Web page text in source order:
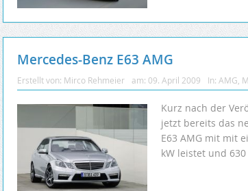
Mercedes-Benz E63 AMG
Erstellt von: Mirco Rehmeier am: 09. April 2009 In: AMG,
Kurz nach der
jetzt bereits das
E63 AMG mit mit
kW leistet und 630